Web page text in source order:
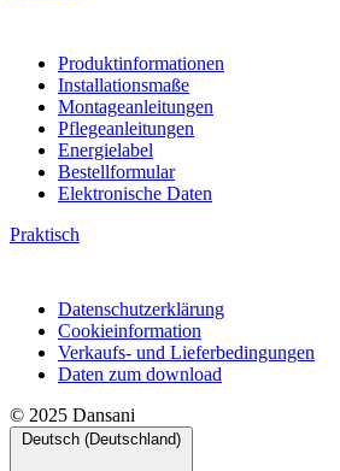
Produktinformationen
Installationsmaße
Montageanleitungen
Pflegeanleitungen
Energielabel
Bestellformular
Elektronische Daten
Praktisch
Datenschutzerklärung
Cookieinformation
Verkaufs- und Lieferbedingungen
Daten zum download
© 2025 Dansani
Deutsch (Deutschland)